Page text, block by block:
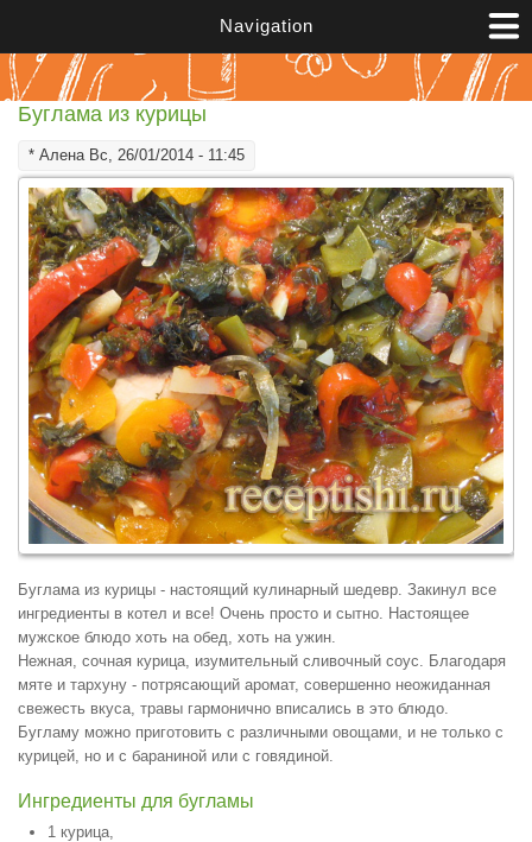
Navigation
Буглама из курицы
* АленаВс, 26/01/2014 - 11:45
Буглама из курицы - настоящий кулинарный шедевр. Закинул все
ингредиенты в котел и все! Очень просто и сытно. Настоящее
мужское блюдо хоть на обед, хоть на ужин.
Нежная, сочная курица, изумительный сливочный соус. Благодаря
мяте и тархуну - потрясающий аромат, совершенно неожиданная
свежесть вкуса, травы гармонично вписались в это блюдо.
Бугламу можно приготовить с различными овощами, и не только с
курицей, но и с бараниной или с говядиной.
Ингредиенты для бугламы
1 курица,